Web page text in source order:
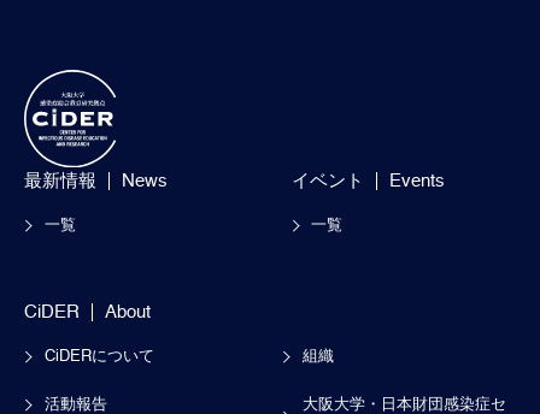
最新情報 News
一覧
イベント Events
一覧
CiDER About
CiDERについて 組織
活動報告
大阪大学・日本財団感染症セ